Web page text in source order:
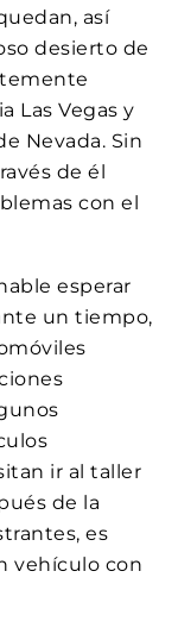
así
desierto de
Las Vegas y
Nevada. Sin
de él
con el
esperar
un tiempo,
ir al taller
de la
es
vehículo con